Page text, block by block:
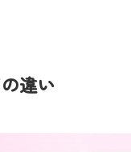
違い